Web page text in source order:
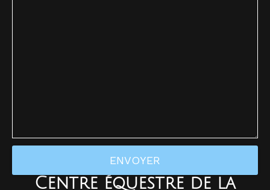
Centre équestre de la